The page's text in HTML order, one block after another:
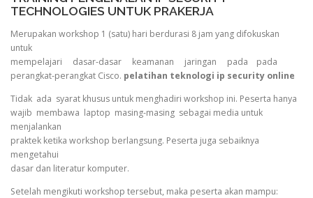
TECHNOLOGIES UNTUK PRAKERJA
Merupakan workshop 1 (satu) hari berdurasi 8 jam yang difokuskan
untuk
mempelajari dasar-dasar keamanan jaringan pada pada
perangkat-perangkat Cisco. pelatihan teknologi ip security online
Tidak ada syarat khusus untuk menghadiri workshop ini. Peserta hanya
wajib membawa laptop masing-masing sebagai media untuk
menjalankan
praktek ketika workshop berlangsung. Peserta juga sebaiknya
mengetahui
dasar dan literatur komputer.
Setelah mengikuti workshop tersebut, maka peserta akan mampu: